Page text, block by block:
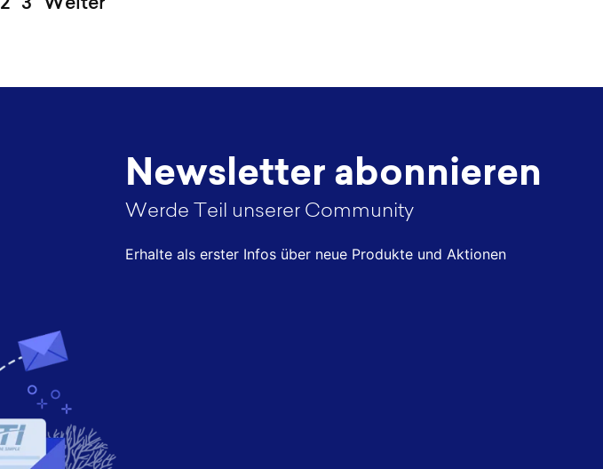
Newsletter abonnieren
Werde Teil unserer Community
Erhalte als erster Infos über neue Produkte und Aktionen